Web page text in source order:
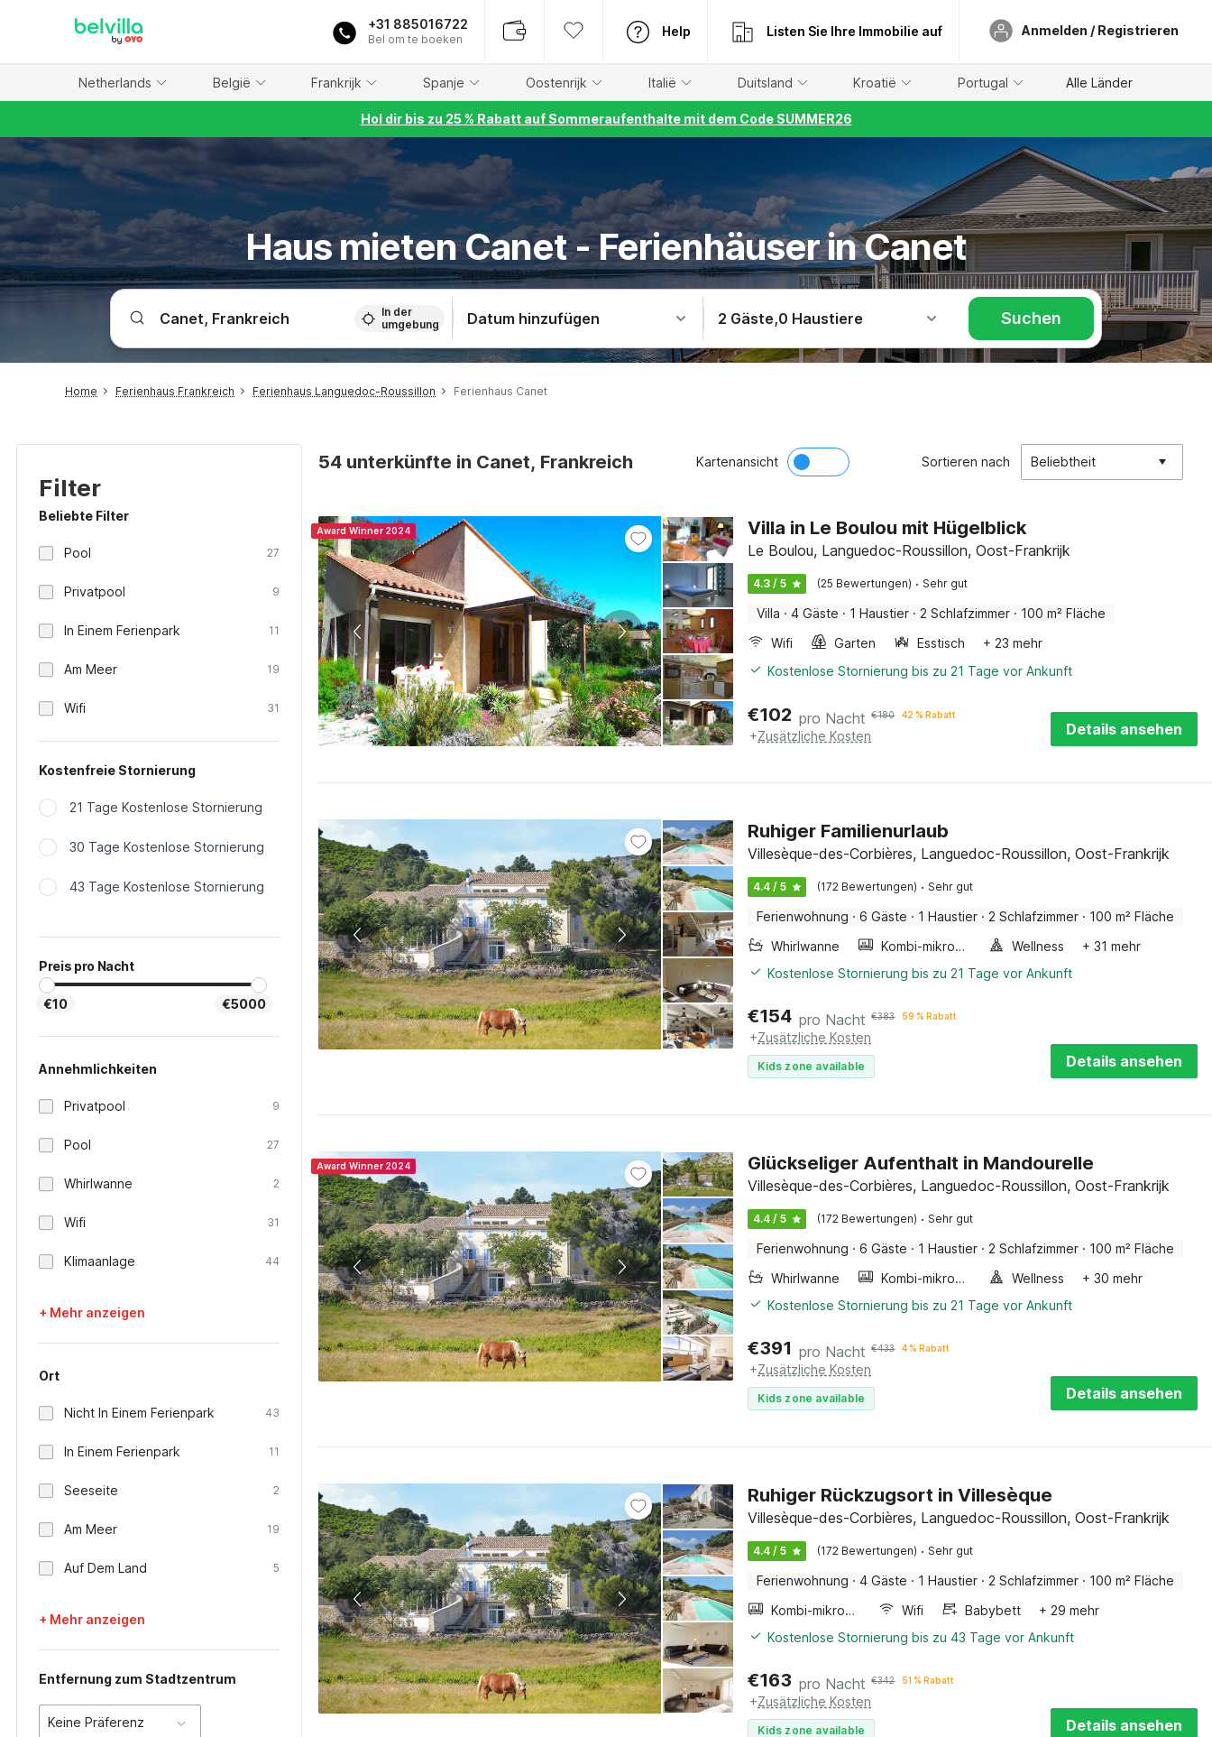
+31 885016722
Bel om te boeken
Help Listen Sie Ihre Immobilie auf Anmelden / Registrieren
Netherlands België Frankrijk Spanje Oostenrijk Italië Duitsland Kroatië Portugal Alle Länder
Hol dir bis zu 25 % Rabatt auf Sommeraufenthalte mit dem Code SUMMER26
Haus mieten Canet - Ferienhäuser in Canet
In der
umgebung
Datum hinzufügen 2 Gäste,0 Haustiere Suchen
Home Ferienhaus Frankreich Ferienhaus Languedoc-Roussillon Ferienhaus Canet
Filter
Beliebte Filter
Pool 27
Privatpool 9
In Einem Ferienpark 11
Am Meer 19
Wifi 31
Kostenfreie Stornierung
21 Tage Kostenlose Stornierung
30 Tage Kostenlose Stornierung
43 Tage Kostenlose Stornierung
Preis pro Nacht
€10 €5000
Annehmlichkeiten
Privatpool 9
Pool 27
Whirlwanne 2
Wifi 31
Klimaanlage 44
+ Mehr anzeigen
Ort
Nicht In Einem Ferienpark 43
In Einem Ferienpark 11
Seeseite 2
Am Meer 19
Auf Dem Land 5
+ Mehr anzeigen
Entfernung zum Stadtzentrum
Keine Präferenz
54 unterkünfte in Canet, Frankreich Kartenansicht Sortieren nach Beliebtheit
Award Winner 2024 Villa in Le Boulou mit Hügelblick
Le Boulou, Languedoc-Roussillon, Oost-Frankrijk
4.3 / 5 (25 Bewertungen) · Sehr gut
Villa · 4 Gäste · 1 Haustier · 2 Schlafzimmer · 100 m² Fläche
Wifi
Garten Esstisch
+ 23 mehr
Kostenlose Stornierung bis zu 21 Tage vor Ankunft
€102 pro Nacht €180 42 % Rabatt
+Zusätzliche Kosten Details ansehen
Ruhiger Familienurlaub
Villesèque-des-Corbières, Languedoc-Roussillon, Oost-Frankrijk
4.4 / 5 (172 Bewertungen) · Sehr gut
Ferienwohnung · 6 Gäste · 1 Haustier · 2 Schlafzimmer · 100 m² Fläche
Whirlwanne
Kombi-mikrowelle Wellness
+ 31 mehr
Kostenlose Stornierung bis zu 21 Tage vor Ankunft
€154 pro Nacht €383 59 % Rabatt
+Zusätzliche Kosten
Kids zone available Details ansehen
Award Winner 2024 Glückseliger Aufenthalt in Mandourelle
Villesèque-des-Corbières, Languedoc-Roussillon, Oost-Frankrijk
4.4 / 5 (172 Bewertungen) · Sehr gut
Ferienwohnung · 6 Gäste · 1 Haustier · 2 Schlafzimmer · 100 m² Fläche
Whirlwanne
Kombi-mikrowelle Wellness
+ 30 mehr
Kostenlose Stornierung bis zu 21 Tage vor Ankunft
€391 pro Nacht €433 4 % Rabatt
+Zusätzliche Kosten
Kids zone available Details ansehen
Ruhiger Rückzugsort in Villesèque
Villesèque-des-Corbières, Languedoc-Roussillon, Oost-Frankrijk
4.4 / 5 (172 Bewertungen) · Sehr gut
Ferienwohnung · 4 Gäste · 1 Haustier · 2 Schlafzimmer · 100 m² Fläche
Kombi-mikrowelle
Wifi Babybett
+ 29 mehr
Kostenlose Stornierung bis zu 43 Tage vor Ankunft
€163 pro Nacht €342 51 % Rabatt
+Zusätzliche Kosten
Kids zone available Details ansehen